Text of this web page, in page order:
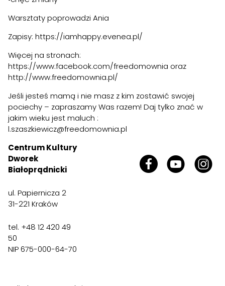
Warsztaty poprowadzi Ania
Zapisy: https://iamhappy.evenea.pl/
Więcej na stronach:
https://www.facebook.com/freedomownia oraz
http://www.freedomownia.pl/
Jeśli jesteś mamą i nie masz z kim zostawić swojej
pociechy – zapraszamy Was razem! Daj tylko znać w
jakim wieku jest maluch :
l.szaszkiewicz@freedomownia.pl
Centrum Kultury
Dworek
Białoprądnicki
ul. Papiernicza 2
31-221 Kraków
tel. +48 12 420 49
50
NIP 675-000-64-70